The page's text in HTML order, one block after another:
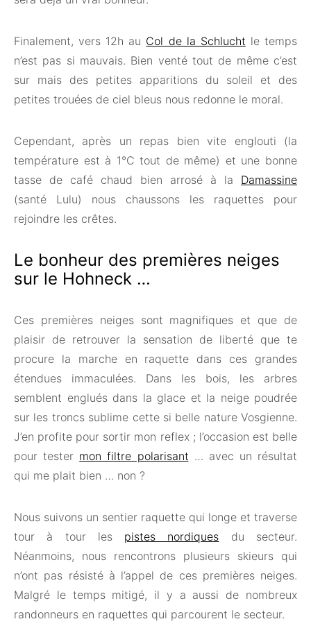
Finalement, vers 12h au Col de la Schlucht le temps
n’est pas si mauvais. Bien venté tout de même c’est
sur mais des petites apparitions du soleil et des
petites trouées de ciel bleus nous redonne le moral.
Cependant, après un repas bien vite englouti (la
température est à 1°C tout de même) et une bonne
tasse de café chaud bien arrosé à la Damassine
(santé Lulu) nous chaussons les raquettes pour
rejoindre les crêtes.
Le bonheur des premières neiges
sur le Hohneck …
Ces premières neiges sont magnifiques et que de
plaisir de retrouver la sensation de liberté que te
procure la marche en raquette dans ces grandes
étendues immaculées. Dans les bois, les arbres
semblent englués dans la glace et la neige poudrée
sur les troncs sublime cette si belle nature Vosgienne.
J’en profite pour sortir mon reflex ; l’occasion est belle
pour tester mon filtre polarisant … avec un résultat
qui me plait bien … non ?
Nous suivons un sentier raquette qui longe et traverse
tour à tour les pistes nordiques du secteur.
Néanmoins, nous rencontrons plusieurs skieurs qui
n’ont pas résisté à l’appel de ces premières neiges.
Malgré le temps mitigé, il y a aussi de nombreux
randonneurs en raquettes qui parcourent le secteur.